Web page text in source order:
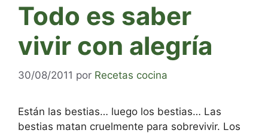
Todo es saber
vivir con alegría
30/08/2011 por Recetas cocina
Están las bestias… luego los bestias… Las
bestias matan cruelmente para sobrevivir. Los